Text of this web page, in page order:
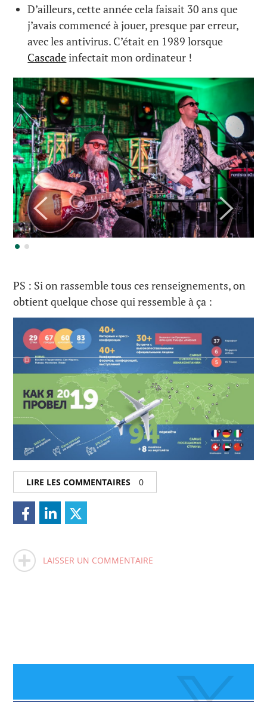
D’ailleurs, cette année cela faisait 30 ans que
j’avais commencé à jouer, presque par erreur,
avec les antivirus. C’était en 1989 lorsque
Cascadeinfectait mon ordinateur !
PS : Si on rassemble tous ces renseignements, on
obtient quelque chose qui ressemble à ça :
LIRE LES COMMENTAIRES 0
LAISSER UN COMMENTAIRE